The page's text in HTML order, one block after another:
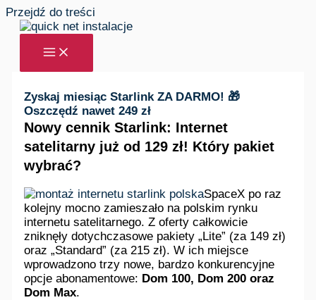
Przejdź do treści
Zyskaj miesiąc Starlink ZA DARMO! 🎁
Oszczędź nawet 249 zł
Nowy cennik Starlink: Internet
satelitarny już od 129 zł! Który pakiet
wybrać?
SpaceX po raz
kolejny mocno zamieszało na polskim rynku
internetu satelitarnego. Z oferty całkowicie
zniknęły dotychczasowe pakiety „Lite” (za 149 zł)
oraz „Standard” (za 215 zł). W ich miejsce
wprowadzono trzy nowe, bardzo konkurencyjne
opcje abonamentowe: Dom 100, Dom 200 oraz
Dom Max.